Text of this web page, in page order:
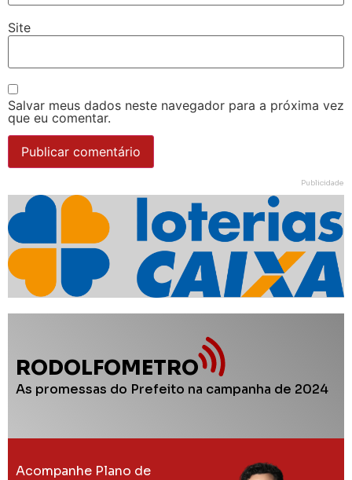
Site
Salvar meus dados neste navegador para a próxima vez
que eu comentar.
Publicidade
RODOLFOMETRO
As promessas do Prefeito na campanha de 2024
Acompanhe Plano de